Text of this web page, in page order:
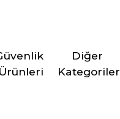
Diğer
Kategoriler